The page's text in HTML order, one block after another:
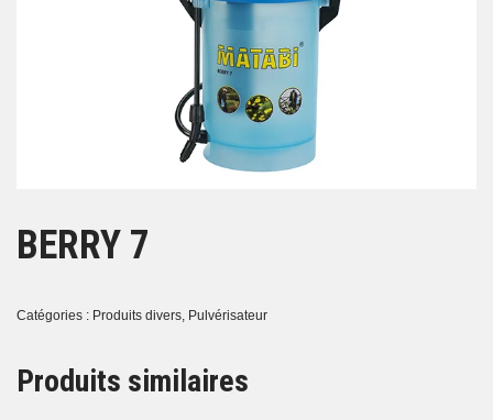
BERRY 7
Catégories : Produits divers, Pulvérisateur
Produits similaires